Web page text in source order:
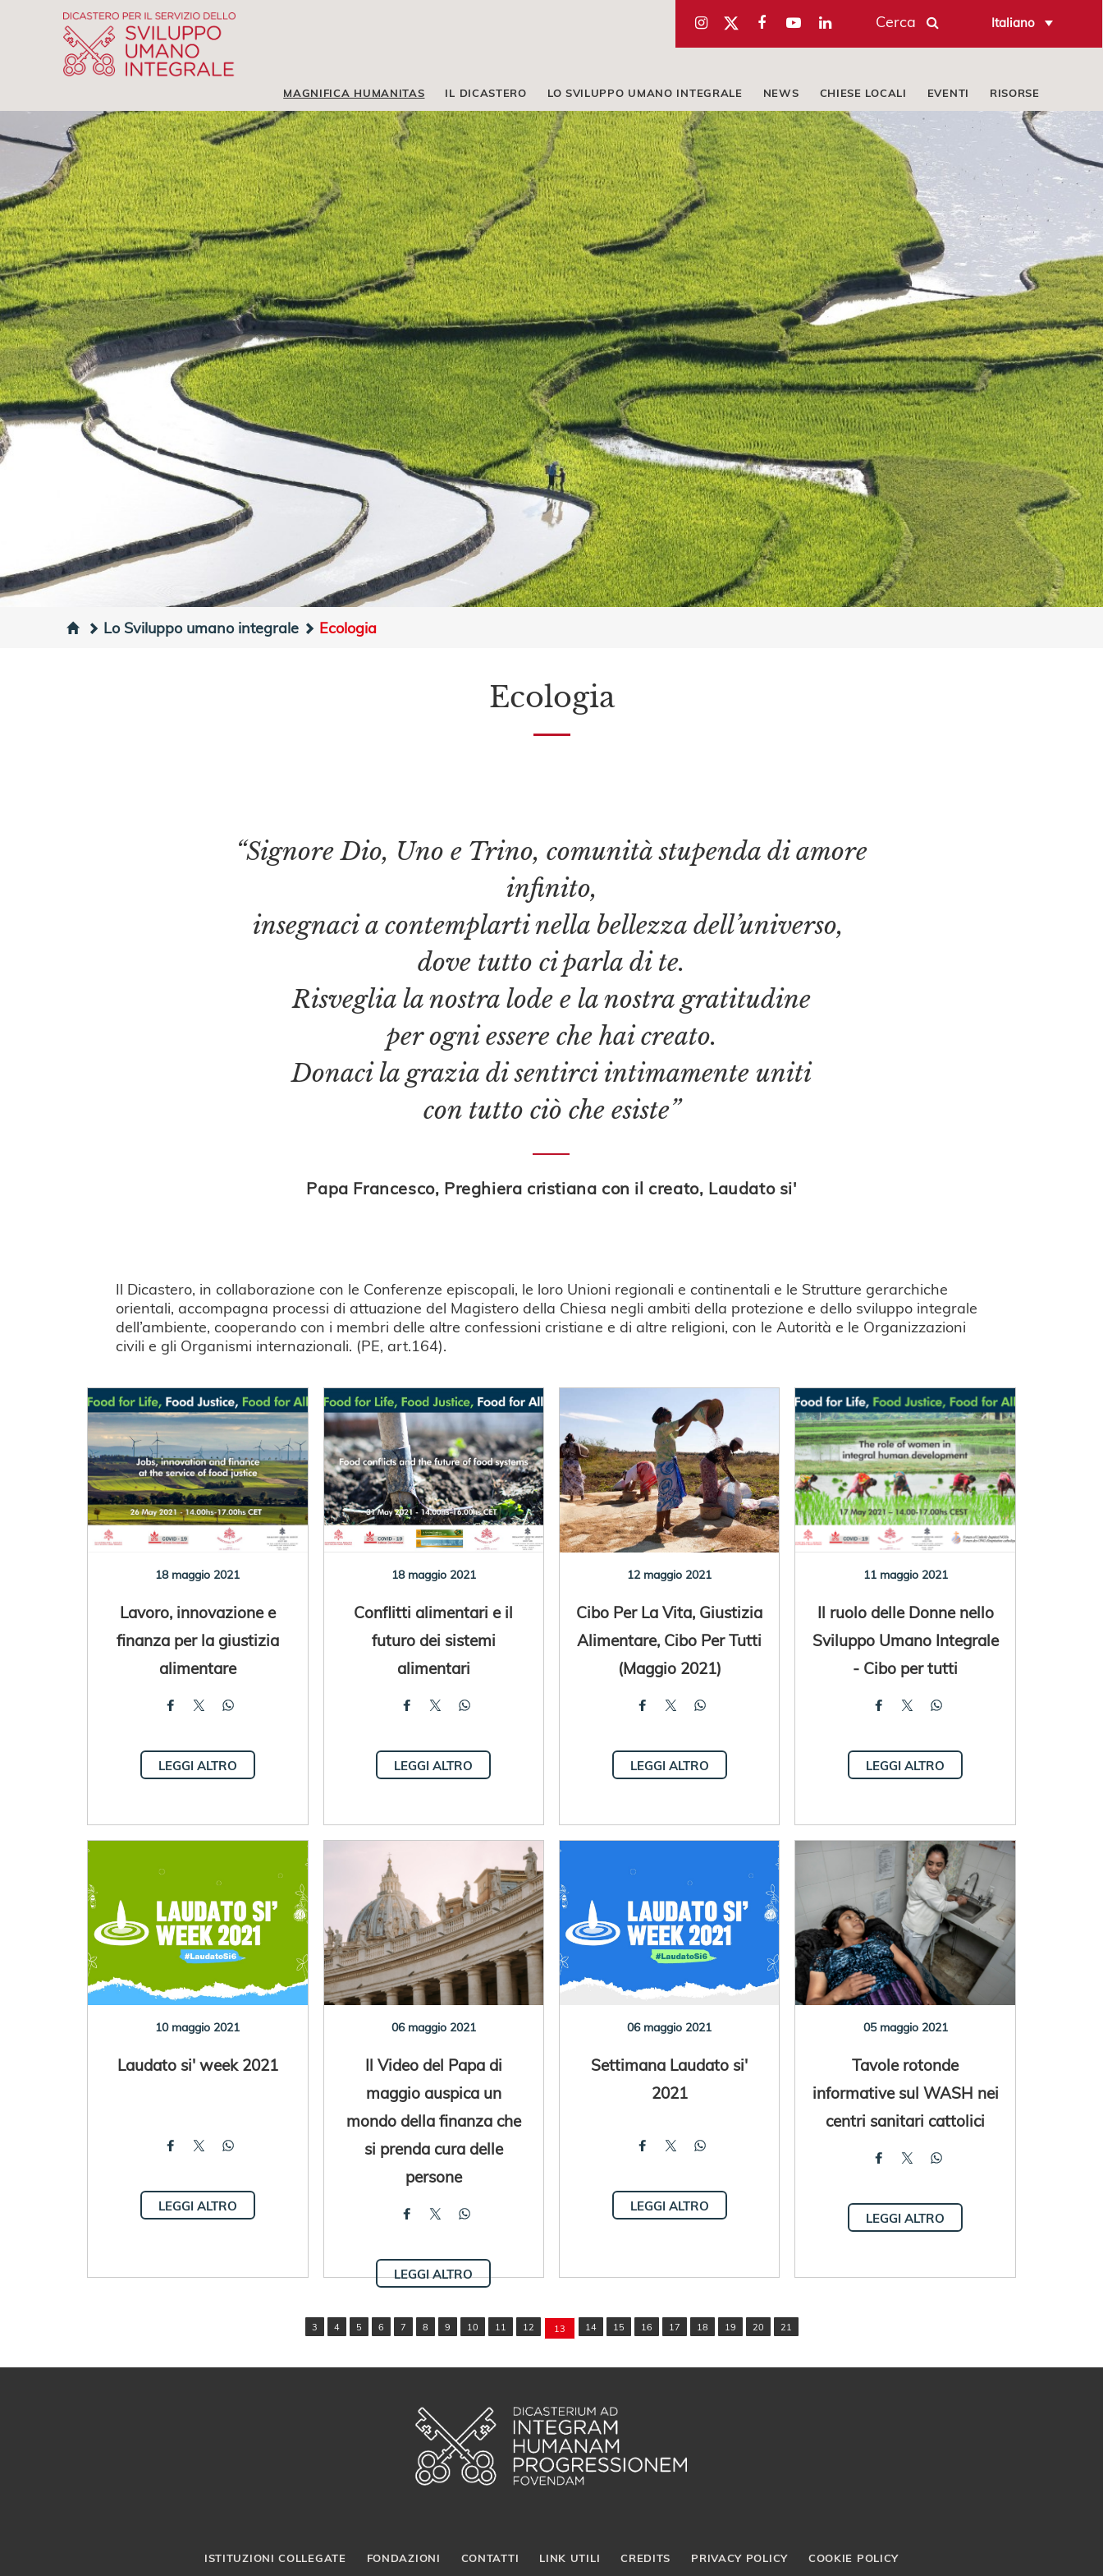
Cerca Italiano
MAGNIFICA HUMANITAS IL DICASTERO LO SVILUPPO UMANO INTEGRALE NEWS CHIESE LOCALI EVENTI RISORSE
Lo Sviluppo umano integrale Ecologia
Ecologia
“Signore Dio, Uno e Trino, comunità stupenda di amore
infinito,
insegnaci a contemplarti nella bellezza dell’universo,
dove tutto ci parla di te.
Risveglia la nostra lode e la nostra gratitudine
per ogni essere che hai creato.
Donaci la grazia di sentirci intimamente uniti
con tutto ciò che esiste”
Papa Francesco, Preghiera cristiana con il creato, Laudato si'
Il Dicastero, in collaborazione con le Conferenze episcopali, le loro Unioni regionali e continentali e le Strutture gerarchiche
orientali, accompagna processi di attuazione del Magistero della Chiesa negli ambiti della protezione e dello sviluppo integrale
dell’ambiente, cooperando con i membri delle altre confessioni cristiane e di altre religioni, con le Autorità e le Organizzazioni
civili e gli Organismi internazionali. (PE, art.164).
18 maggio 2021
Lavoro, innovazione e
finanza per la giustizia
alimentare
LEGGI ALTRO
18 maggio 2021
Conflitti alimentari e il
futuro dei sistemi
alimentari
LEGGI ALTRO
12 maggio 2021
Cibo Per La Vita, Giustizia
Alimentare, Cibo Per Tutti
(Maggio 2021)
LEGGI ALTRO
11 maggio 2021
Il ruolo delle Donne nello
Sviluppo Umano Integrale
- Cibo per tutti
LEGGI ALTRO
10 maggio 2021
Laudato si' week 2021
LEGGI ALTRO
06 maggio 2021
Il Video del Papa di
maggio auspica un
mondo della finanza che
si prenda cura delle
persone
LEGGI ALTRO
06 maggio 2021
Settimana Laudato si'
2021
LEGGI ALTRO
05 maggio 2021
Tavole rotonde
informative sul WASH nei
centri sanitari cattolici
LEGGI ALTRO
3 4 5 6 7 8 9 10 11 12 13 14 15 16 17 18 19 20 21
ISTITUZIONI COLLEGATE FONDAZIONI CONTATTI LINK UTILI CREDITS PRIVACY POLICY COOKIE POLICY